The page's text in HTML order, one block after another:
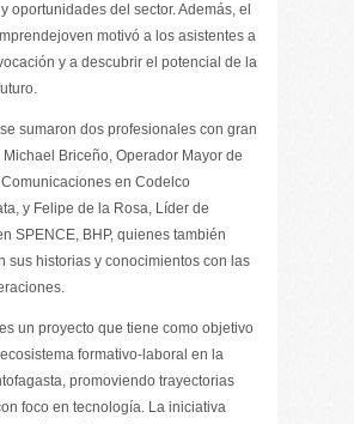
oportunidades del sector. Además, el
motivó a los asistentes a
y a descubrir el potencial de la
sumaron dos profesionales con gran
Briceño, Operador Mayor de
en Codelco
y Felipe de la Rosa, Líder de
SPENCE, BHP, quienes también
sus historias y conocimientos con las
un proyecto que tiene como objetivo
formativo-laboral en la
promoviendo trayectorias
foco en tecnología. La iniciativa